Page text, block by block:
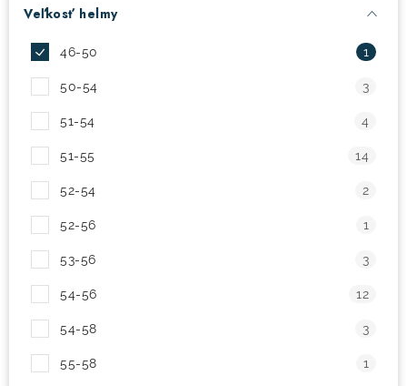
VÝPREDAJ
! Akcie !
Veľkosť helmy
46-50 1
50-54 3
51-54 4
51-55 14
52-54 2
52-56 1
53-56 3
54-56 12
54-58 3
55-58 1